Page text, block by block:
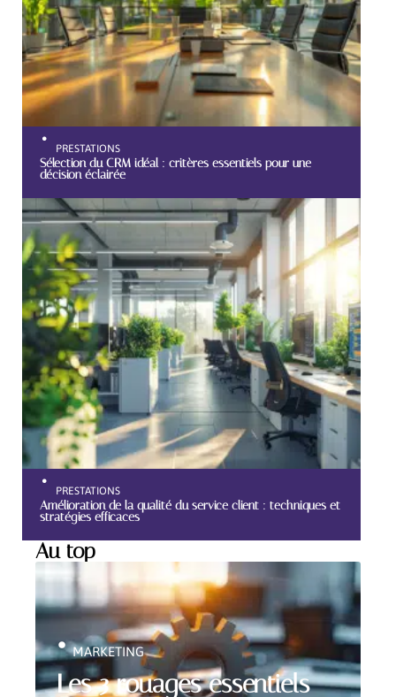
PRESTATIONS
Sélection du CRM idéal : critères essentiels pour une
décision éclairée
PRESTATIONS
Amélioration de la qualité du service client : techniques et
stratégies efficaces
Au top
Les 3 rouages essentiels
MARKETING